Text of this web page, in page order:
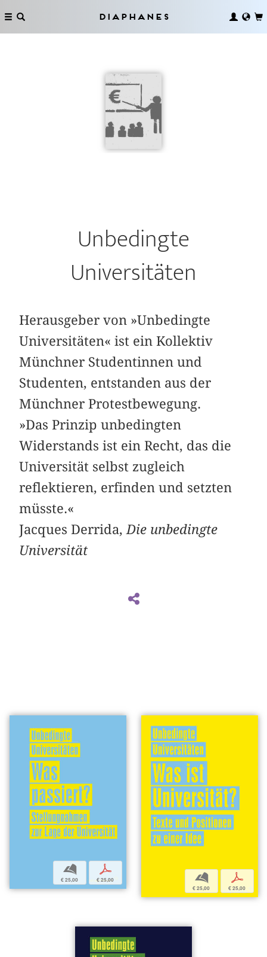
Diaphanes
Unbedingte
Universitäten
Herausgeber von »Unbedingte
Universitäten« ist ein Kollektiv
Münchner Studentinnen und
Studenten, entstanden aus der
Münchner Protestbewegung.
»Das Prinzip unbedingten
Widerstands ist ein Recht, das die
Universität selbst zugleich
reflektieren, erfinden und setzten
müsste.«
Jacques Derrida, Die unbedingte
Universität
b
€ 25,00
p
€ 25,00 b
€ 25,00
p
€ 25,00